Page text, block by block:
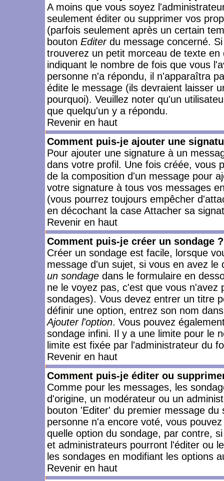
A moins que vous soyez
seulement éditer ou supprimer vos
(parfois seulement après un certain
bouton Editerdu message concerné.
trouverez un petit morceau de texte
indiquant le nombre de fois que vous
personne n'a répondu, il n'apparaîtra
édite le message (ils devraient laisser
pourquoi). Veuillez noter qu'un
que quelqu'un y a répondu.
Revenir en haut
Comment puis-je ajouter une
Pour ajouter une signature à un
dans votre profil. Une fois créée, vous
de la composition d'un message pour
votre signature à tous vos messages
(vous pourrez toujours empêcher
en décochant la case Attacher sa
Revenir en haut
Comment puis-je créer un sondage ?
Créer un sondage est facile, lorsque
message d'un sujet, si vous en avez
un sondage dans le formulaire en
ne le voyez pas, c'est que vous
sondages). Vous devez entrer un titre
définir une option, entrez son nom
Ajouter l'option. Vous pouvez
sondage infini. Il y a une limite pour le
limite est fixée par l'administrateur du
Revenir en haut
Comment puis-je éditer ou
Comme pour les messages, les
d'origine, un modérateur ou un
bouton 'Editer' du premier message
personne n'a encore voté, vous
quelle option du sondage, par contre,
et administrateurs pourront l'éditer ou
les sondages en modifiant les options
Revenir en haut